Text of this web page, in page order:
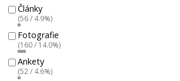
Články
(56 / 4.9%)
Fotografie
(160 / 14.0%)
Ankety
(52 / 4.6%)